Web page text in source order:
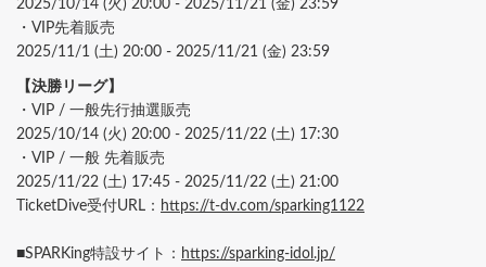
2025/10/14 (火) 20:00 - 2025/11/21 (金) 23:59
・VIP先着販売
2025/11/1 (土) 20:00 - 2025/11/21 (金) 23:59
【決勝リーグ】
・VIP / 一般先行抽選販売
2025/10/14 (火) 20:00 - 2025/11/22 (土) 17:30
・VIP / 一般 先着販売
2025/11/22 (土) 17:45 - 2025/11/22 (土) 21:00
TicketDive受付URL： https://t-dv.com/sparking1122
■SPARKing特設サイト： https://sparking-idol.jp/